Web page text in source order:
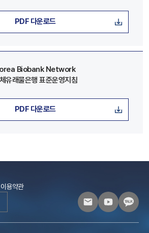
PDF 다운로드
Biobank Network
유래물은행 표준운영지침
PDF 다운로드
이용약관